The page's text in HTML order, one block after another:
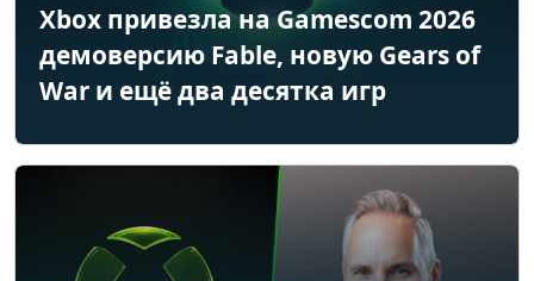
Xbox привезла на Gamescom 2026
демоверсию Fable, новую Gears of
War и ещё два десятка игр